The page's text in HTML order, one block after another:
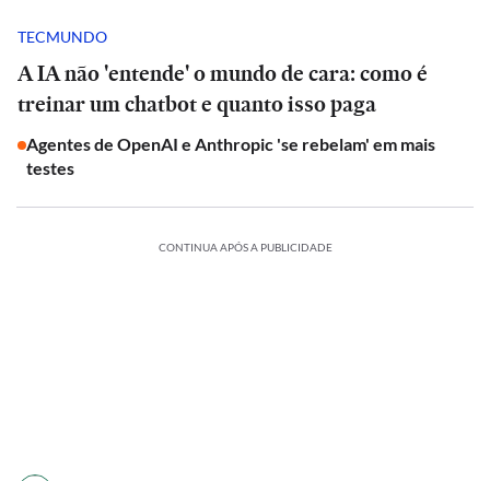
TECMUNDO
A IA não 'entende' o mundo de cara: como é
treinar um chatbot e quanto isso paga
Agentes de OpenAI e Anthropic 'se rebelam' em mais
testes
CONTINUA APÓS A PUBLICIDADE